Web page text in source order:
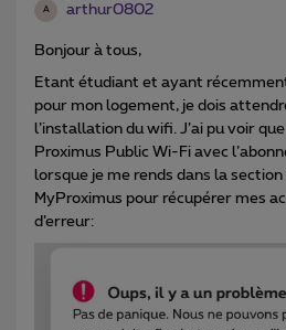
A arthur0802
Bonjour à tous,
Etant étudiant et ayant
pour mon logement, je dois
l’installation du wifi. J’ai pu voir
Proximus Public Wi-Fi avec
lorsque je me rends dans la
MyProximus pour récupérer mes
d’erreur: